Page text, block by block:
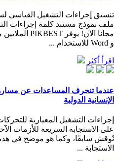
تنسيق إجراءات التشغيل القياسي
ملف نموذج مستند كلمة إجراءات
و Word للاستخدام ...
اقرأ أكثر
عندما تنحرف المساعدات عن
الإنسانية الدولية
إجراءات التشغيل المعيارية
على الاستجابة السريعة للأزمات
نُوقش سابقًا، وكما هو موضح في هذه
الاستجابة ...